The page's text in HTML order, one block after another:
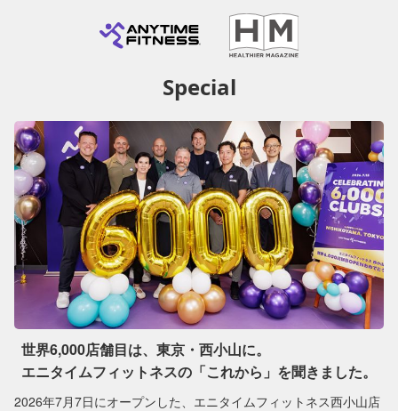
Special
世界6,000店舗目は、東京・西小山に。
エニタイムフィットネスの「これから」を聞きました。
2026年7月7日にオープンした、エニタイムフィットネス西小山店